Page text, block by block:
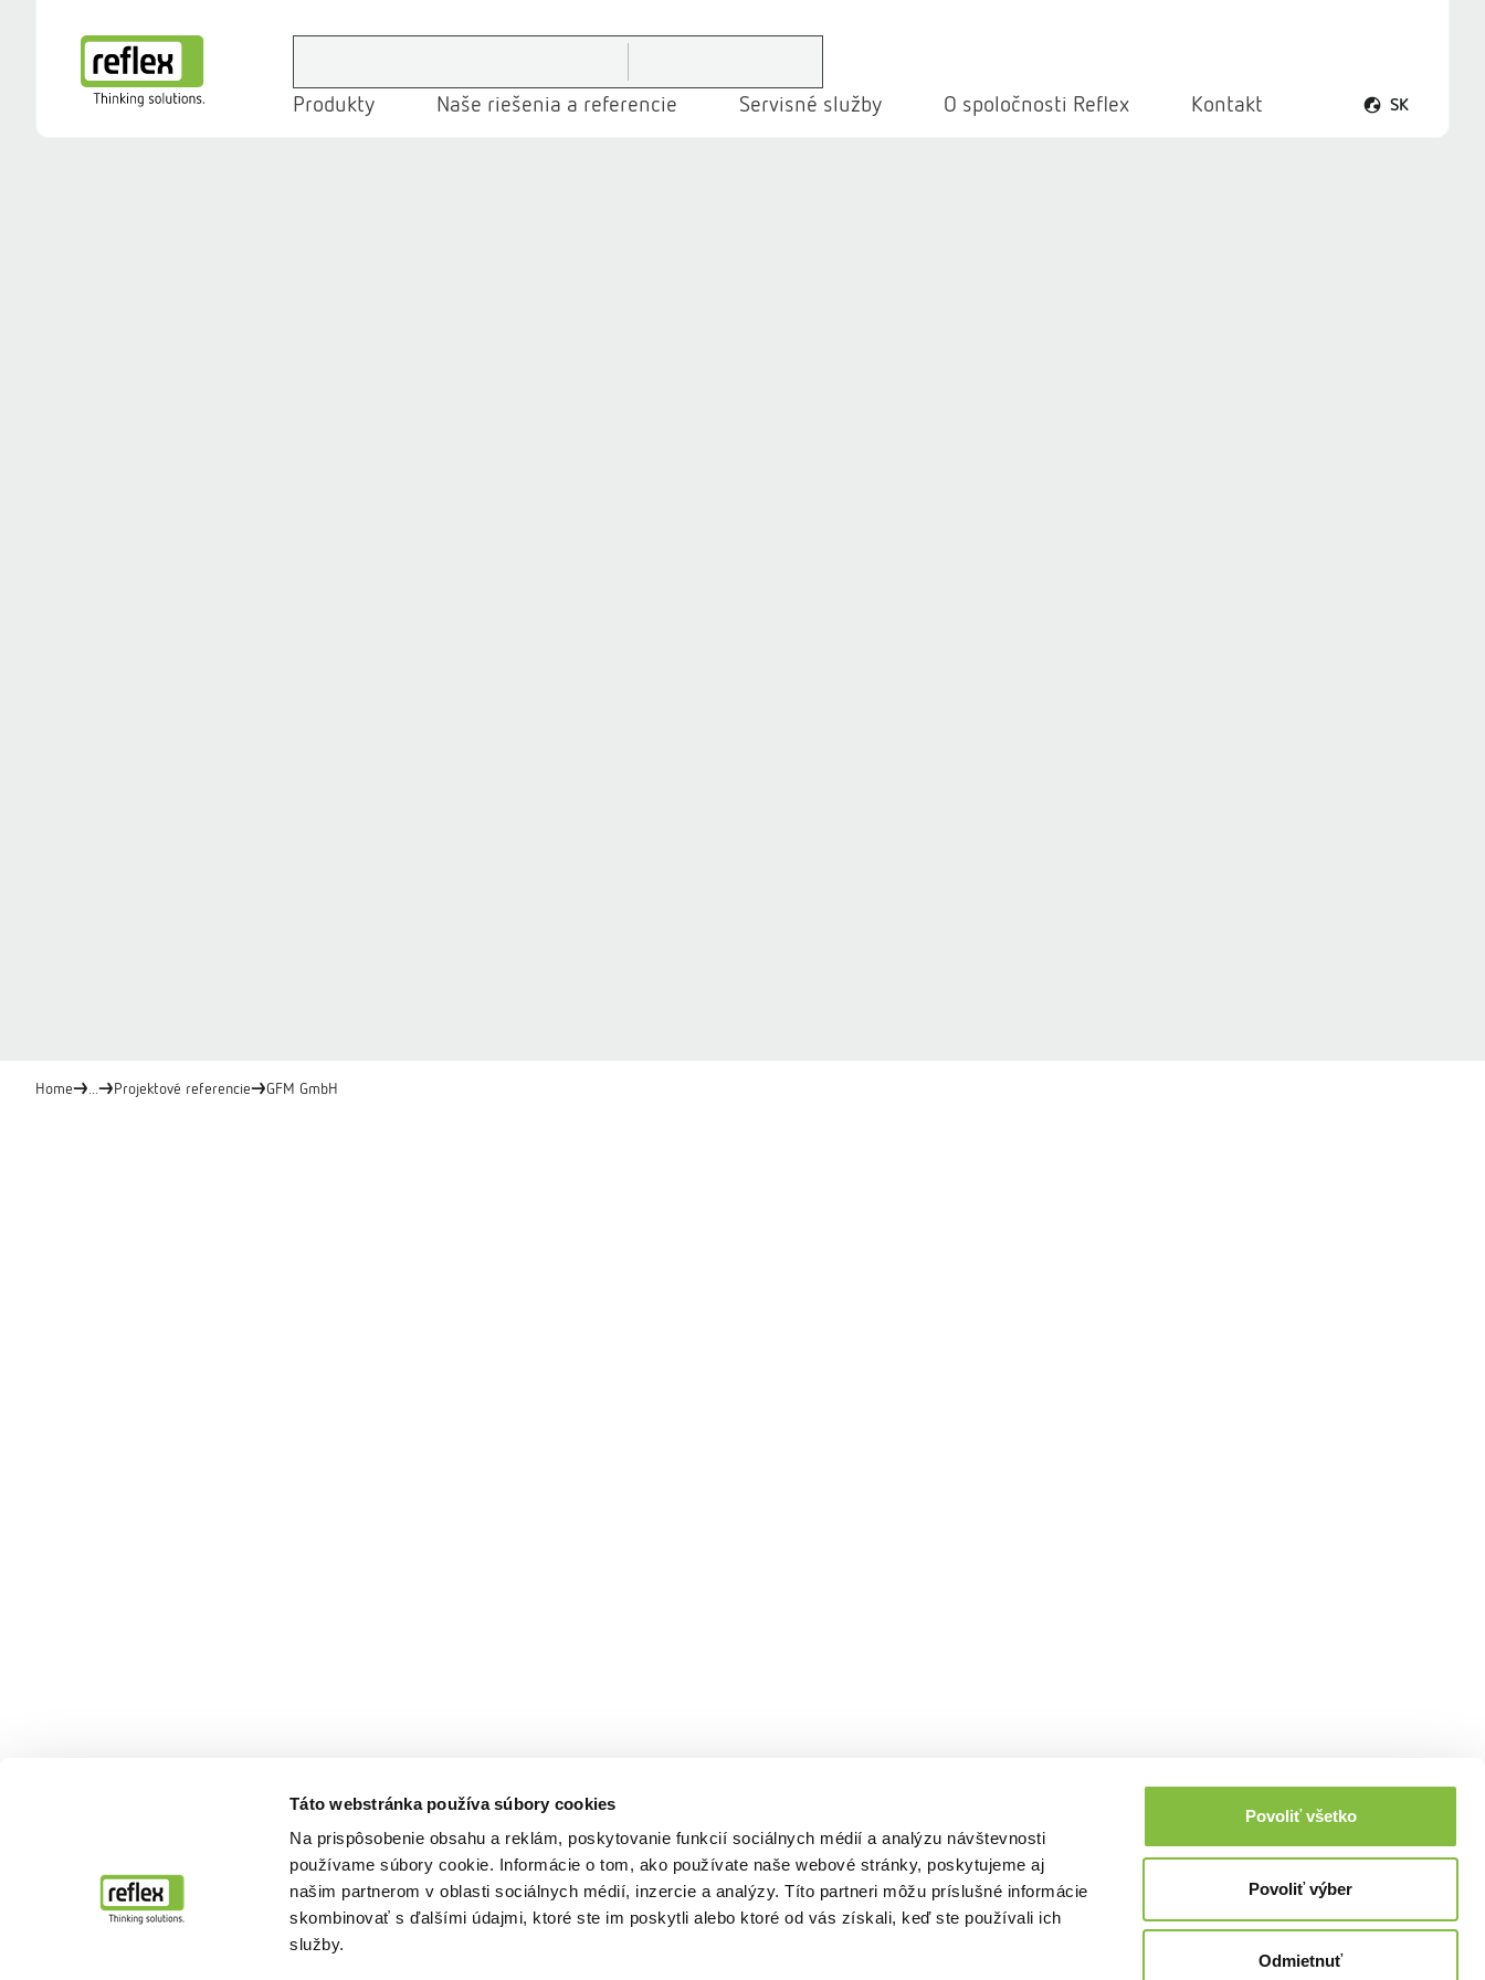
Táto webstránka používa súbory cookies
Na prispôsobenie obsahu a reklám, poskytovanie funkcií sociálnych médií a analýzu návštevnosti
používame súbory cookie. Informácie o tom, ako používate naše webové stránky, poskytujeme aj
našim partnerom v oblasti sociálnych médií, inzercie a analýzy. Títo partneri môžu príslušné informácie
skombinovať s ďalšími údajmi, ktoré ste im poskytli alebo ktoré od vás získali, keď ste používali ich
služby.
Povoliť všetko
Povoliť výber
Odmietnuť
Produkty Naše riešenia a referencie Servisné služby O spoločnosti Reflex Kontakt SK
Otvoriť ponuku
Home Projektové referencie GFM GmbH